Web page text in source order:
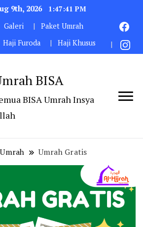
9th, 2026
1:47:42 PM
Galeri
Paket Umrah
Haji Furoda Haji Khusus
BISA
BISA Umrah Insya
Umrah Gratis